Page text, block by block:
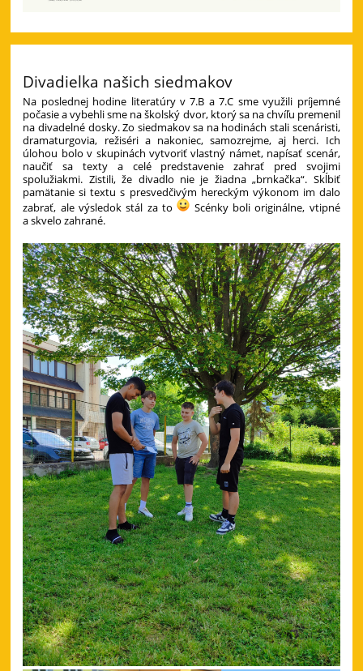
Divadielka našich siedmakov
Na poslednej hodine literatúry v 7.B a 7.C sme využili príjemné
počasie a vybehli sme na školský dvor, ktorý sa na chvíľu premenil
na divadelné dosky. Zo siedmakov sa na hodinách stali scenáristi,
dramaturgovia, režiséri a nakoniec, samozrejme, aj herci. Ich
úlohou bolo v skupinách vytvoriť vlastný námet, napísať scenár,
naučiť sa texty a celé predstavenie zahrať pred svojimi
spolužiakmi. Zistili, že divadlo nie je žiadna „brnkačka“. Skĺbiť
pamätanie si textu s presvedčivým hereckým výkonom im dalo
zabrať, ale výsledok stál za to
Scénky boli originálne, vtipné
a skvelo zahrané.